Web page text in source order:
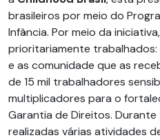
brasileiros por meio do
Infância. Por meio da
prioritariamente
e as comunidade que as
de 15 mil trabalhadores
multiplicadores para o
Garantia de Direitos.
realizadas várias atividades